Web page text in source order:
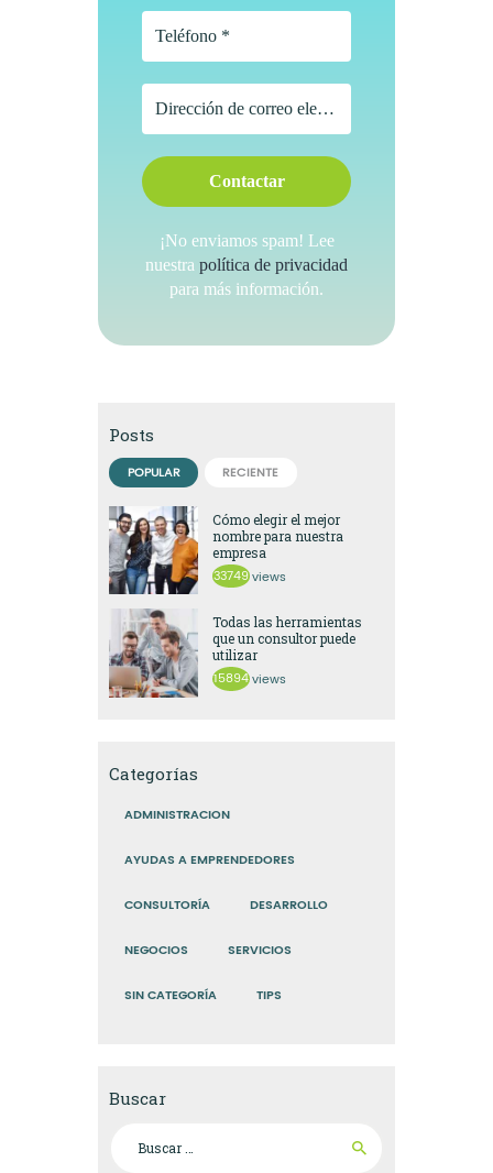
¡No enviamos spam! Lee
nuestra política de privacidad
para más información.
Posts
POPULAR RECIENTE
Cómo elegir el mejor
nombre para nuestra
empresa
33749 views
Todas las herramientas
que un consultor puede
utilizar
15894 views
Categorías
ADMINISTRACION
AYUDAS A EMPRENDEDORES
CONSULTORÍA DESARROLLO
NEGOCIOS SERVICIOS
SIN CATEGORÍA TIPS
Buscar